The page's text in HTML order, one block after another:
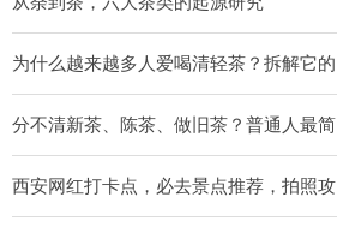
为什么越来越多人爱喝清轻茶？拆解它的
分不清新茶、陈茶、做旧茶？普通人最简
西安网红打卡点，必去景点推荐，拍照攻